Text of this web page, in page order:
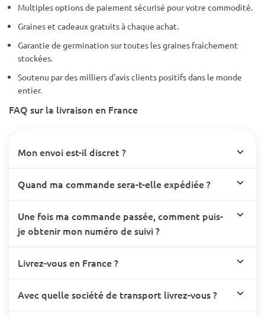
Multiples options de paiement sécurisé pour votre commodité.
Graines et cadeaux gratuits à chaque achat.
Garantie de germination sur toutes les graines fraîchement
stockées.
Soutenu par des milliers d'avis clients positifs dans le monde
entier.
FAQ sur la livraison en France
Mon envoi est-il discret ?
Quand ma commande sera-t-elle expédiée ?
Une fois ma commande passée, comment puis-
je obtenir mon numéro de suivi ?
Livrez-vous en France ?
Avec quelle société de transport livrez-vous ?